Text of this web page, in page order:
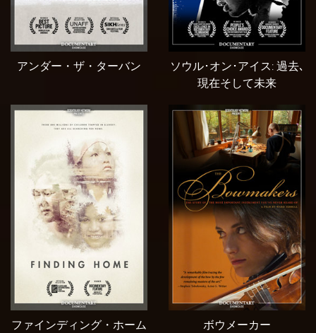
アンダー・ザ・ターバン
ソウル･オン･アイス: 過去､
現在そして未来
ファインディング・ホーム ボウメーカー